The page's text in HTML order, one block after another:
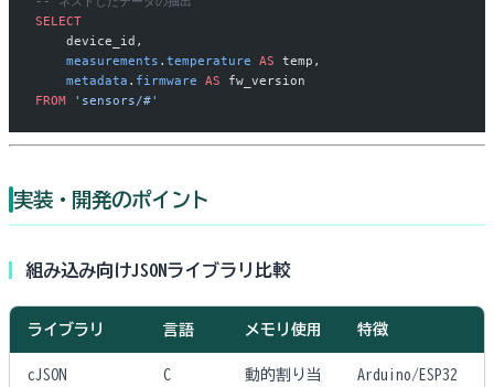
SELECT
    device_id,
    measurements
. temperature AS temp,
    metadata
. firmware AS fw_version
FROM 'sensors/#'
実装・開発のポイント
組み込み向けJSONライブラリ比較
ライブラリ 言語 メモリ使用 特徴
cJSON C
動的割り当
Arduino/ESP32